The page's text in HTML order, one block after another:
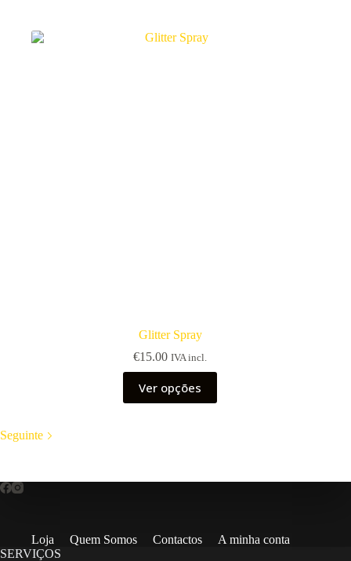
Glitter Spray
€15.00 IVA incl.
Ver opções
product
has
the
product
Seguinte
Loja Quem Somos Contactos
A minha conta
SERVIÇOS